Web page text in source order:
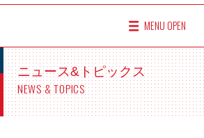
MENU OPEN
ニュース&トピックス
NEWS & TOPICS